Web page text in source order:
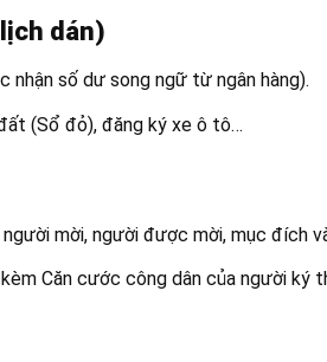
dán)
nhận số dư song ngữ từ ngân hàng).
(Sổ đỏ), đăng ký xe ô tô…
mời, người được mời, mục đích
Căn cước công dân của người ký